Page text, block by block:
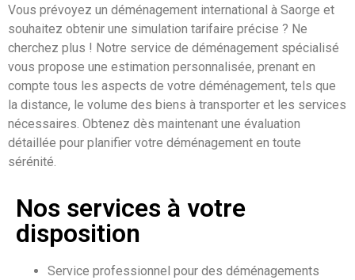
Vous prévoyez un déménagement international à Saorge et
souhaitez obtenir une simulation tarifaire précise ? Ne
cherchez plus ! Notre service de déménagement spécialisé
vous propose une estimation personnalisée, prenant en
compte tous les aspects de votre déménagement, tels que
la distance, le volume des biens à transporter et les services
nécessaires. Obtenez dès maintenant une évaluation
détaillée pour planifier votre déménagement en toute
sérénité.
Nos services à votre
disposition
Service professionnel pour des déménagements